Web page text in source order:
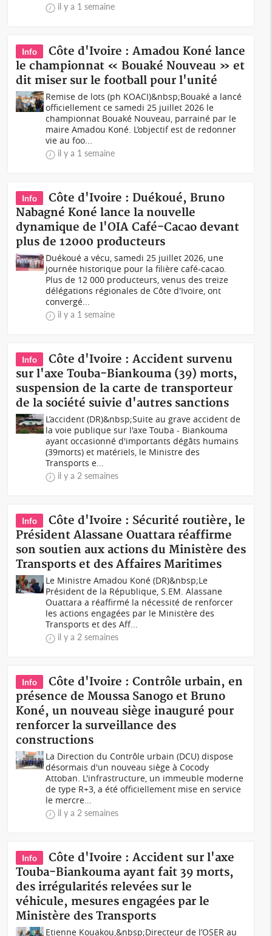
il y a 1 semaine
Info
Côte d'Ivoire : Amadou Koné lance
le championnat « Bouaké Nouveau » et
dit miser sur le football pour l'unité
Remise de lots (ph KOACI)&nbsp;Bouaké a lancé
officiellement ce samedi 25 juillet 2026 le
championnat Bouaké Nouveau, parrainé par le
maire Amadou Koné. L’objectif est de redonner
vie au foo...
il y a 1 semaine
Info
Côte d'Ivoire : Duékoué, Bruno
Nabagné Koné lance la nouvelle
dynamique de l'OIA Café-Cacao devant
plus de 12000 producteurs
Duékoué a vécu, samedi 25 juillet 2026, une
journée historique pour la filière café-cacao.
Plus de 12 000 producteurs, venus des treize
délégations régionales de Côte d'Ivoire, ont
convergé...
il y a 1 semaine
Info
Côte d'Ivoire : Accident survenu
sur l'axe Touba-Biankouma (39) morts,
suspension de la carte de transporteur
de la société suivie d'autres sanctions
L’accident (DR)&nbsp;Suite au grave accident de
la voie publique sur l'axe Touba - Biankouma
ayant occasionné d'importants dégâts humains
(39morts) et matériels, le Ministre des
Transports e...
il y a 2 semaines
Info
Côte d'Ivoire : Sécurité routière, le
Président Alassane Ouattara réaffirme
son soutien aux actions du Ministère des
Transports et des Affaires Maritimes
Le Ministre Amadou Koné (DR)&nbsp;Le
Président de la République, S.EM. Alassane
Ouattara a réaffirmé la nécessité de renforcer
les actions engagées par le Ministère des
Transports et des Aff...
il y a 2 semaines
Info
Côte d'Ivoire : Contrôle urbain, en
présence de Moussa Sanogo et Bruno
Koné, un nouveau siège inauguré pour
renforcer la surveillance des
constructions
La Direction du Contrôle urbain (DCU) dispose
désormais d'un nouveau siège à Cocody
Attoban. L'infrastructure, un immeuble moderne
de type R+3, a été officiellement mise en service
le mercre...
il y a 2 semaines
Info
Côte d'Ivoire : Accident sur l'axe
Touba-Biankouma ayant fait 39 morts,
des irrégularités relevées sur le
véhicule, mesures engagées par le
Ministère des Transports
Etienne Kouakou,&nbsp;Directeur de l’OSER au